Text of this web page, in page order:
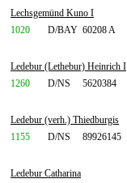
Lechsgemünd Kuno I
1020
D/BAY 60208 A
Ledebur (Lethebur) Heinrich I
1260
D/NS 5620384
Ledebur (verh.) Thiedburgis
1155
D/NS 89926145
Ledebur Catharina